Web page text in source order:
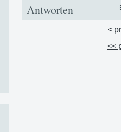
Antworten
<
<<